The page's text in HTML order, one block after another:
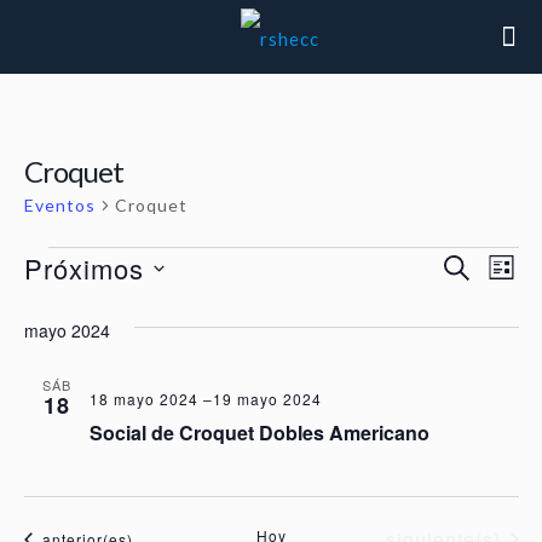
Croquet
Eventos Croquet
Eventos
de
vistas
Buscar
Próximos
la
mayo 2024
SÁB
18
Social de Croquet Dobles Americano
18 mayo 2024 –19 mayo 2024
Eventos Hoy